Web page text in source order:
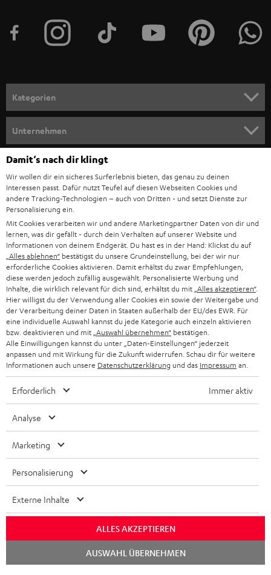
e
n
m
e
l
d
u
n
g
Kategorien
HEIMKINO-KOMPLETTANLAGEN
SOUNDBAR
HIFI-LAUTSPRECHER
SMART HOME
BLUETOOTH-LAUTSPRECHER
KOPFHÖRER
BLUETOOTH-KOPFHÖRER
STEREOANLAGEN
LAUTSPRECHER
ULTIMA-SERIE
IN-EAR-KOPFHÖRER
FANSHOP
NEUHEITEN
Unternehmen
SUPPORT
KARRIERE
PRESSE & MARKETING
GESCHÄFTSKUNDEN
PARTNERPROGRAMM
BLOG
NEWSLETTER
STORES
DEINE VORTEILE BEI TEUFEL
UNSER MANAGEMENT
NACHHALTIGKEIT
UNSERE WERTE
BILDUNGSRABATT
Teufel Onlineshops
DEUTSCHLAND
ÖSTERREICH
SCHWEIZ
NIEDERLANDE
BELGIEN
FRANKREICH
POLEN
SPANIEN
ITALIEN
Technische Änderungen, Tippfehler und Irrtum vorbehalten. Das auf unseren
Fotos abgebildete Zubehör ist nicht im Lieferumfang enthalten. Etwaige
Entsorgungsgebühren für Batterien sind im Preis inbegriffen.
Datenschutz Daten-Einstellungen
Vertrag widerrufen
Damit‘s nach dir klingt
Wir wollen dir ein sicheres Surferlebnis bieten, das genau zu deinen
Interessen passt. Dafür nutzt Teufel auf diesen Webseiten Cookies und
andere Tracking-Technologien – auch von Dritten - und setzt Dienste zur
Personalisierung ein.
Mit Cookies verarbeiten wir und andere Marketingpartner Daten von dir und
lernen, was dir gefällt - durch dein Verhalten auf unserer Website und
Informationen von deinem Endgerät. Du hast es in der Hand: Klickst du auf
„Alles ablehnen“ bestätigst du unsere Grundeinstellung, bei der wir nur
erforderliche Cookies aktivieren. Damit erhältst du zwar Empfehlungen,
diese werden jedoch zufällig ausgewählt. Personalisierte Werbung und
Inhalte, die wirklich relevant für dich sind, erhältst du mit „Alles akzeptieren“.
Hier willigst du der Verwendung aller Cookies ein sowie der Weitergabe und
der Verarbeitung deiner Daten in Staaten außerhalb der EU/des EWR. Für
eine individuelle Auswahl kannst du jede Kategorie auch einzeln aktivieren
bzw. deaktivieren und mit „Auswahl übernehmen“ bestätigen.
Alle Einwilligungen kannst du unter „Daten-Einstellungen“ jederzeit
anpassen und mit Wirkung für die Zukunft widerrufen. Schau dir für weitere
Informationen auch unsere Datenschutzerklärung und das Impressum an.
Erforderlich Immer aktiv
Analyse
Marketing
Personalisierung
Externe Inhalte
ALLES AKZEPTIEREN
AUSWAHL ÜBERNEHMEN